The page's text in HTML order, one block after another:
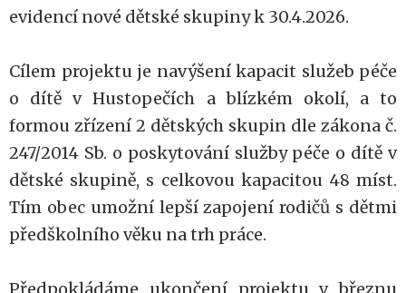
evidencí nové dětské skupiny k 30.4.2026.
Cílem projektu je navýšení kapacit služeb péče
o dítě v Hustopečích a blízkém okolí, a to
formou zřízení 2 dětských skupin dle zákona č.
247/2014 Sb. o poskytování služby péče o dítě v
dětské skupině, s celkovou kapacitou 48 míst.
Tím obec umožní lepší zapojení rodičů s dětmi
předškolního věku na trh práce.